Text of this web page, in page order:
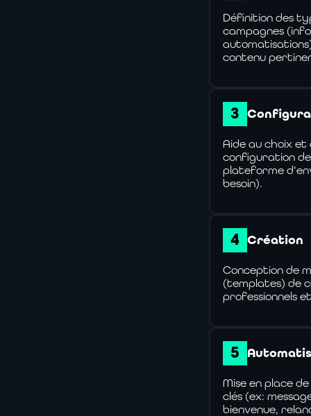
Définition des
campagnes
contenu
Aide au choix et
configuration
plateforme
besoin).
Création
Conception de
(templates) de
professionnels
Mise en place
clés (ex:
bienvenue,